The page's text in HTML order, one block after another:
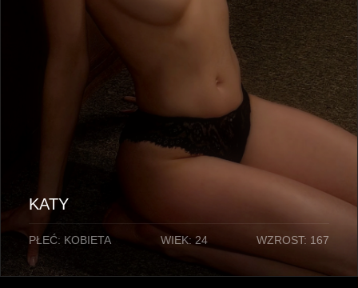
KATY
PŁEĆ: KOBIETA WIEK: 24 WZROST: 167